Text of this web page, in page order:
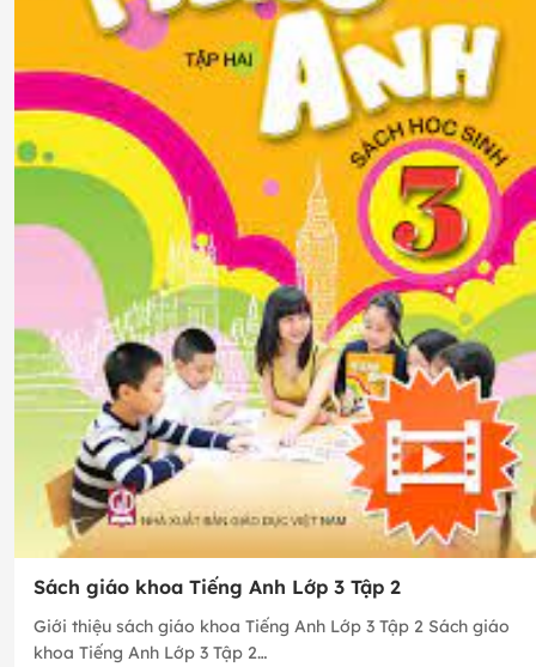
Sách giáo khoa Tiếng Anh Lớp 3 Tập 2
Giới thiệu sách giáo khoa Tiếng Anh Lớp 3 Tập 2 Sách giáo
khoa Tiếng Anh Lớp 3 Tập 2…